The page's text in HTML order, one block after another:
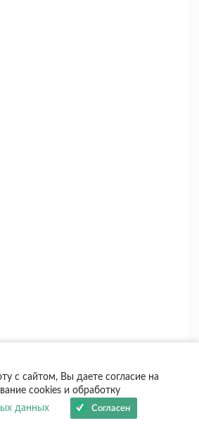
с сайтом, Вы даете согласие на
cookies и обработку
данных
Согласен